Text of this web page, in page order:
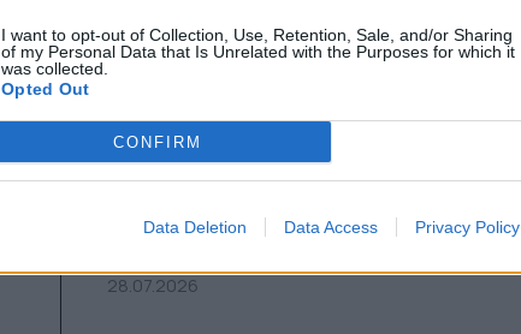
I want to opt-out of Collection, Use, Retention, Sale, and/or Sharing
of my Personal Data that Is Unrelated with the Purposes for which it
was collected.
Opted Out
CONFIRM
Data Deletion Data Access Privacy Policy
Reader που απειλεί να
εξαφανίσει τα βιβλία
28.07.2026